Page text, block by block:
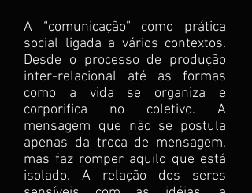
A “comunicação” como prática
social ligada a vários contextos.
Desde o processo de produção
inter-relacional até as formas
como a vida se organiza e
corporifica no coletivo. A
mensagem que não se postula
apenas da troca de mensagem,
mas faz romper aquilo que está
isolado. A relação dos seres